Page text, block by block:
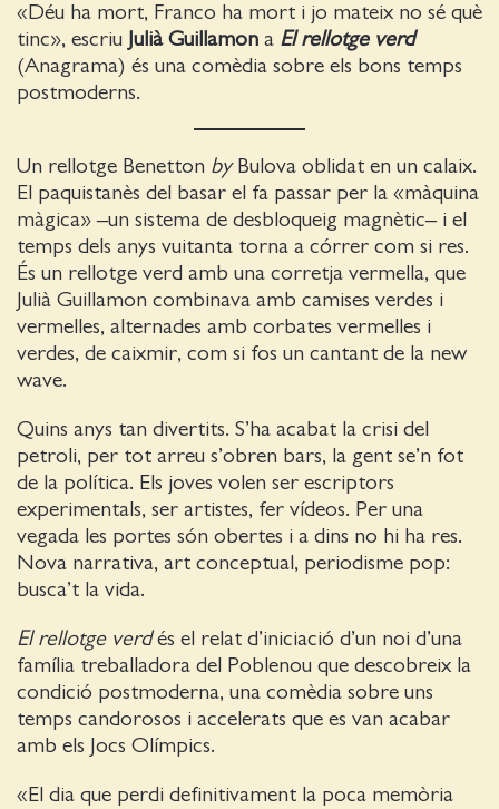
«Déu ha mort, Franco ha mort i jo mateix no sé què
tinc», escriu Julià Guillamon a El rellotge verd
(Anagrama) és una comèdia sobre els bons temps
postmoderns.
Un rellotge Benetton by Bulova oblidat en un calaix.
El paquistanès del basar el fa passar per la «màquina
màgica» –un sistema de desbloqueig magnètic– i el
temps dels anys vuitanta torna a córrer com si res.
És un rellotge verd amb una corretja vermella, que
Julià Guillamon combinava amb camises verdes i
vermelles, alternades amb corbates vermelles i
verdes, de caixmir, com si fos un cantant de la new
wave.
Quins anys tan divertits. S’ha acabat la crisi del
petroli, per tot arreu s’obren bars, la gent se’n fot
de la política. Els joves volen ser escriptors
experimentals, ser artistes, fer vídeos. Per una
vegada les portes són obertes i a dins no hi ha res.
Nova narrativa, art conceptual, periodisme pop:
busca’t la vida.
El rellotge verdés el relat d’iniciació d’un noi d’una
família treballadora del Poblenou que descobreix la
condició postmoderna, una comèdia sobre uns
temps candorosos i accelerats que es van acabar
amb els Jocs Olímpics.
«El dia que perdi definitivament la poca memòria